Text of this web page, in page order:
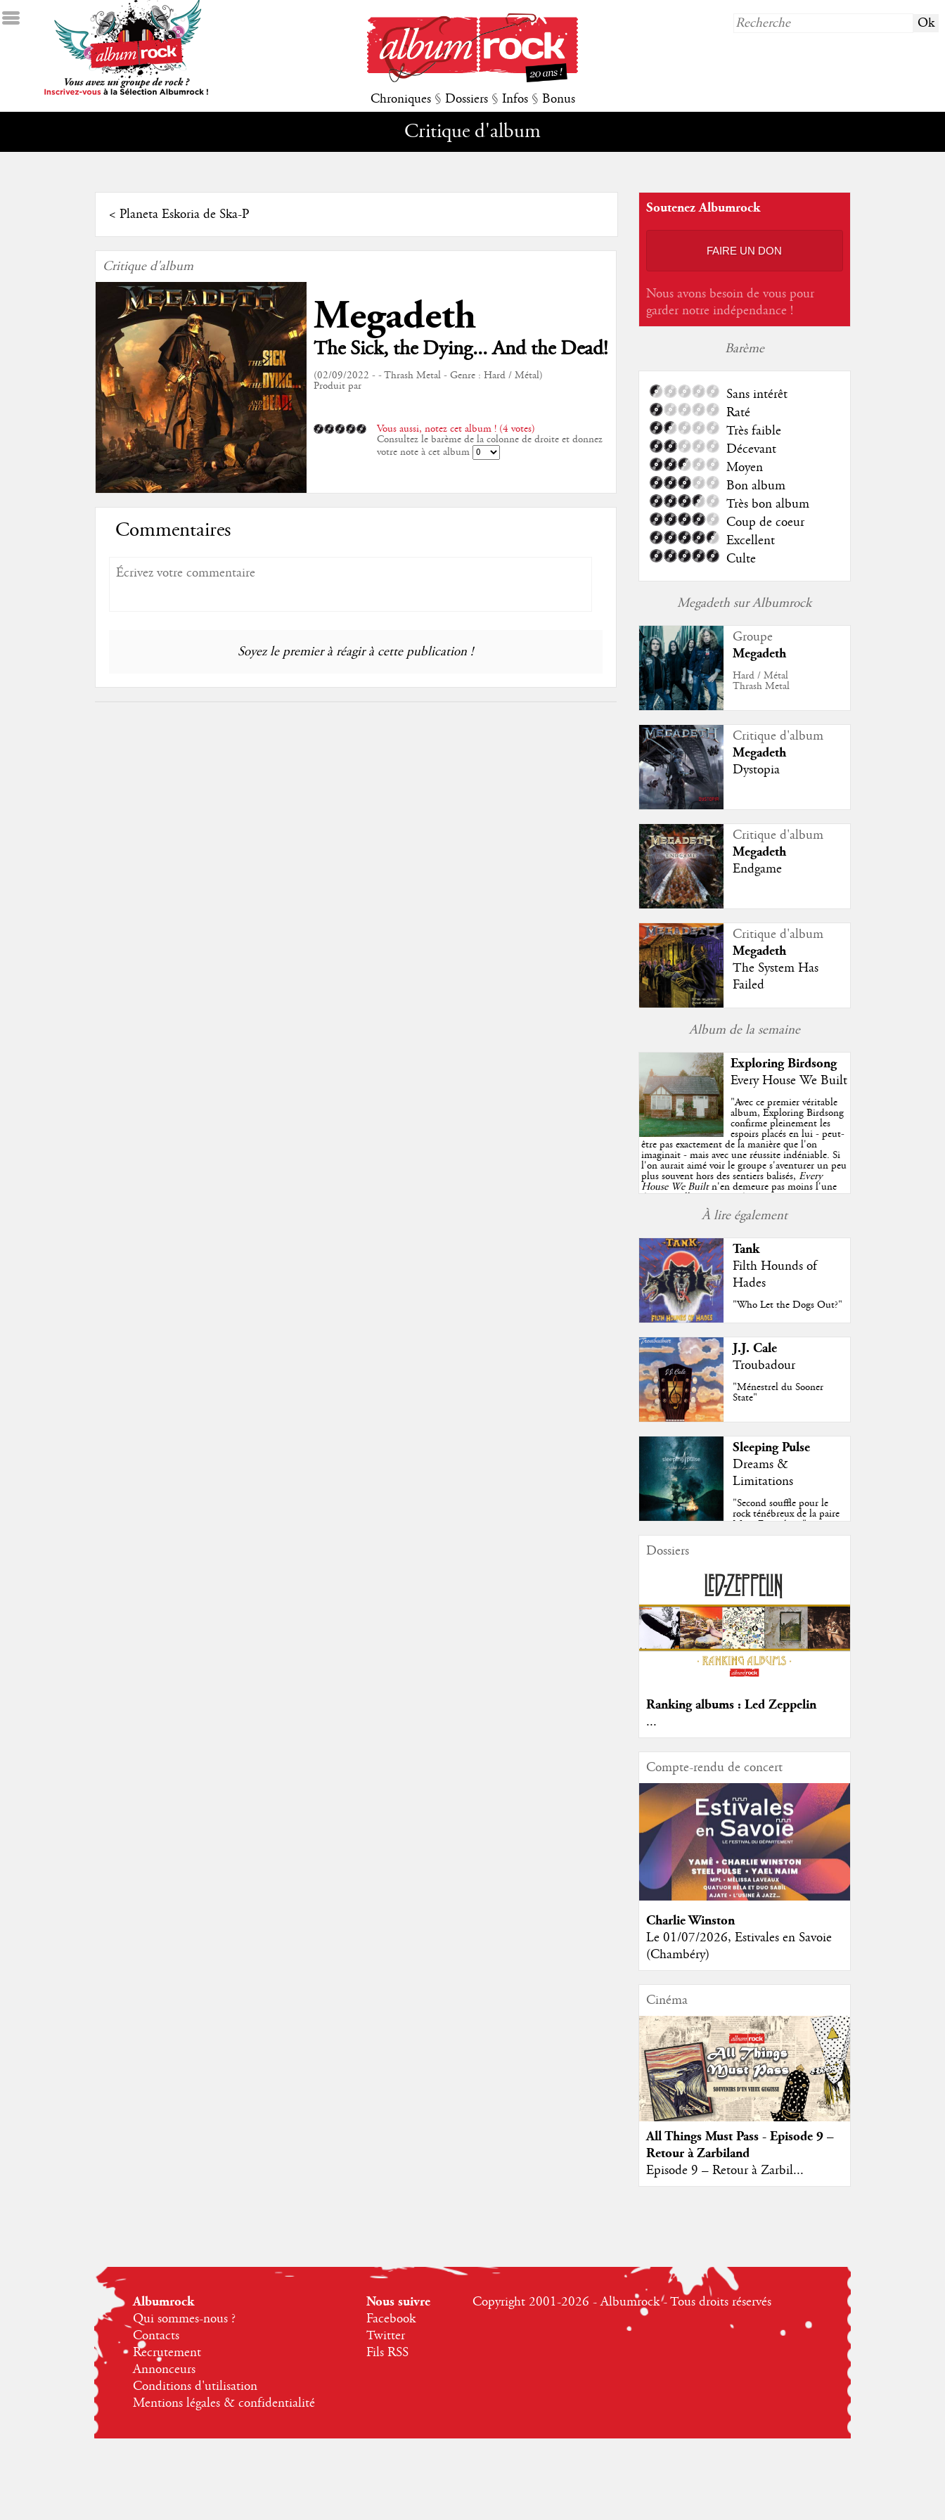
Chroniques § Dossiers § Infos § Bonus
Critique d'album
< Planeta Eskoria de Ska-P
Critique d'album
Megadeth
The Sick, the Dying... And the Dead!
(02/09/2022 - - Thrash Metal - Genre : Hard / Métal)
Produit par
Vous aussi, notez cet album ! (4 votes)
Consultez le barème de la colonne de droite et donnez
votre note à cet album
Commentaires
Soyez le premier à réagir à cette publication !
Soutenez Albumrock
FAIRE UN DON
Nous avons besoin de vous pour
garder notre indépendance !
Barème
Sans intérêt
Raté
Très faible
Décevant
Moyen
Bon album
Très bon album
Coup de coeur
Excellent
Culte
Megadeth sur Albumrock
Groupe
Megadeth
Hard / Métal
Thrash Metal
Critique d'album
Megadeth
Dystopia
Critique d'album
Megadeth
Endgame
Critique d'album
Megadeth
The System Has
Failed
Album de la semaine
Exploring Birdsong
Every House We Built
"Avec ce premier véritable
album, Exploring Birdsong
confirme pleinement les
espoirs placés en lui - peut-
être pas exactement de la manière que l'on
imaginait - mais avec une réussite indéniable. Si
l'on aurait aimé voir le groupe s'aventurer un peu
plus souvent hors des sentiers balisés,Every
House We Builtn'en demeure pas moins l'une
des très belles surprises de cette année, porté par
plusieurs morceaux qui trouveront sans difficulté
une place de choix dans vos playlists estivales.
À lire également
Tank
Filth Hounds of
Hades
"Who Let the Dogs Out?"
J.J. Cale
Troubadour
"Ménestrel du Sooner
State"
Sleeping Pulse
Dreams &
Limitations
"Second souffle pour le
rock ténébreux de la paire
Moss-Fazendeiro"
Dossiers
Ranking albums : Led Zeppelin
...
Compte-rendu de concert
Charlie Winston
Le 01/07/2026, Estivales en Savoie
(Chambéry)
Cinéma
All Things Must Pass - Episode 9 –
Retour à Zarbiland
Episode 9 – Retour à Zarbil...
Albumrock
Qui sommes-nous ?
Contacts
Recrutement
Annonceurs
Conditions d'utilisation
Mentions légales & confidentialité
Nous suivre
Facebook
Twitter
Fils RSS
Copyright 2001-2026 - Albumrock - Tous droits réservés